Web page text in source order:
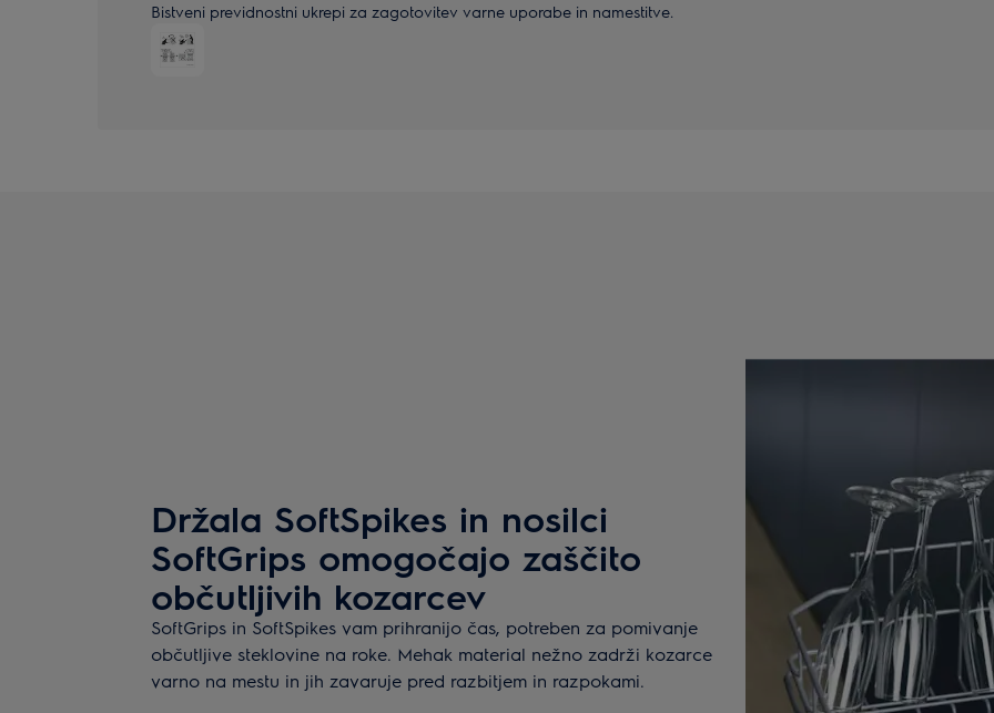
Bistveni previdnostni ukrepi za zagotovitev varne uporabe in namestitve.
Držala SoftSpikes in nosilci
SoftGrips omogočajo zaščito
občutljivih kozarcev
SoftGrips in SoftSpikes vam prihranijo čas, potreben za pomivanje
občutljive steklovine na roke. Mehak material nežno zadrži kozarce
varno na mestu in jih zavaruje pred razbitjem in razpokami.